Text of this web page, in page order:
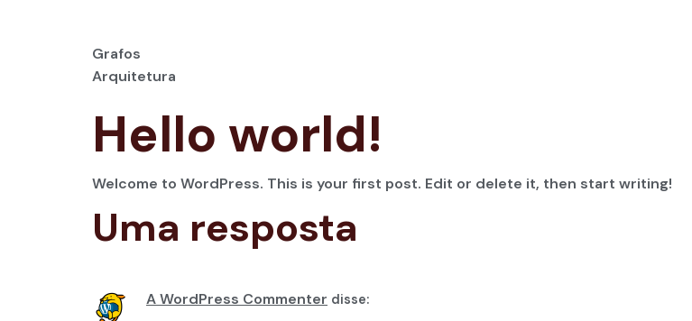
Grafos
Arquitetura
Hello world!
Welcome to WordPress. This is your first post. Edit or delete it, then start writing!
Uma resposta
A WordPress Commenter disse: